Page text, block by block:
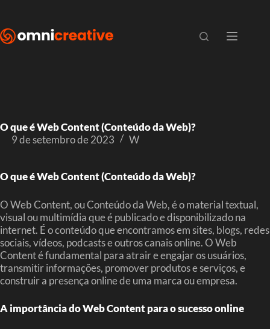
O que é Web Content (Conteúdo da Web)?
9 de setembro de 2023
W
O que é Web Content (Conteúdo da Web)?
O Web Content, ou Conteúdo da Web, é o material textual,
visual ou multimídia que é publicado e disponibilizado na
internet. É o conteúdo que encontramos em sites, blogs, redes
sociais, vídeos, podcasts e outros canais online. O Web
Content é fundamental para atrair e engajar os usuários,
transmitir informações, promover produtos e serviços, e
construir a presença online de uma marca ou empresa.
A importância do Web Content para o sucesso online